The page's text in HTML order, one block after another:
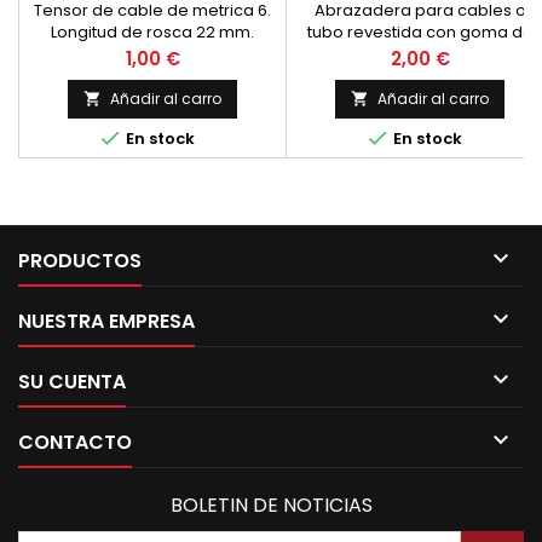
Tensor de cable de metrica 6.
Longitud de rosca 22 mm.
Diametro alojamiento interior
de 7 mm.
Precio
1,00 €
 Añadir al carro
 En stock
Abrazadera para cables o
tubo revestida con goma de
acuerdo con DIN 3016 Tipo 1.
&Oslash; 15 mm. Anchura 15
mm.
Precio
2,00 €
 Añadir al carro
 En stock
PRODUCTOS 
NUESTRA EMPRESA 
SU CUENTA 
CONTACTO 
BOLETIN DE NOTICIAS